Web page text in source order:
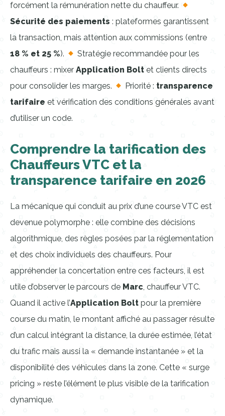
forcément la rémunération nette du chauffeur.
Sécurité des paiements : plateformes garantissent
la transaction, mais attention aux commissions (entre
18 % et 25 %).
Stratégie recommandée pour les
chauffeurs : mixer Application Bolt et clients directs
pour consolider les marges.
Priorité : transparence
tarifaire et vérification des conditions générales avant
d’utiliser un code.
Comprendre la tarification des
Chauffeurs VTC et la
transparence tarifaire en 2026
La mécanique qui conduit au prix d’une course VTC est
devenue polymorphe : elle combine des décisions
algorithmique, des règles posées par la réglementation
et des choix individuels des chauffeurs. Pour
appréhender la concertation entre ces facteurs, il est
utile d’observer le parcours de Marc, chauffeur VTC.
Quand il active l’Application Bolt pour la première
course du matin, le montant affiché au passager résulte
d’un calcul intégrant la distance, la durée estimée, l’état
du trafic mais aussi la « demande instantanée » et la
disponibilité des véhicules dans la zone. Cette « surge
pricing » reste l’élément le plus visible de la tarification
dynamique.